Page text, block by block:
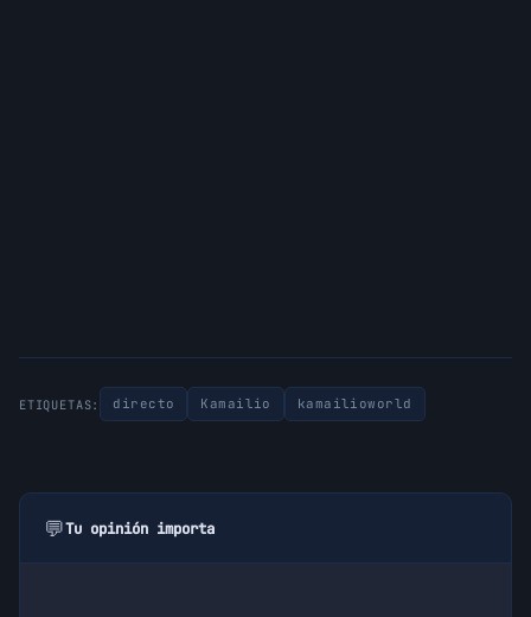
ETIQUETAS: directo Kamailio kamailioworld
💬Tu opinión importa